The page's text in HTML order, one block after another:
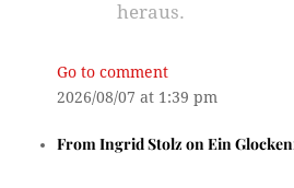
heraus.
Go to comment
2026/08/07 at 1:39 pm
FromIngrid Stolz onEin